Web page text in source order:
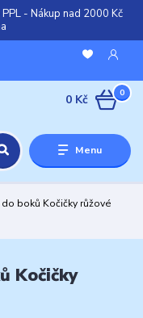
- Nákup nad 2000 Kč
Menu
0
0 Kč
boků Kočičky růžové
Kočičky